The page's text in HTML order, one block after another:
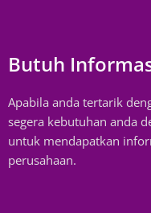
Butuh
Apabila anda tertarik
segera kebutuhan anda
untuk mendapatkan
perusahaan.